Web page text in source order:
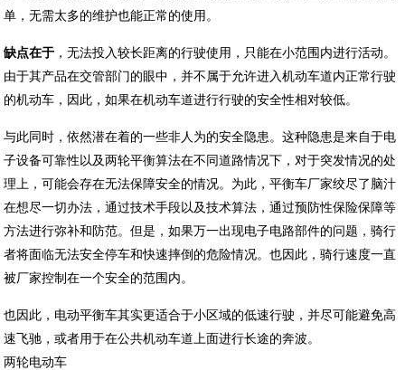
单，无需太多的维护也能正常的使用。
缺点在于 ，无法投入较长距离的行驶使用，只能在小范围内进行活动。
由于其产品在交管部门的眼中，并不属于允许进入机动车道内正常行驶
的机动车，因此，如果在机动车道进行行驶的安全性相对较低。
与此同时，依然潜在着的一些非人为的安全隐患。这种隐患是来自于电
子设备可靠性以及两轮平衡算法在不同道路情况下，对于突发情况的处
理上，可能会存在无法保障安全的情况。为此，平衡车厂家绞尽了脑汁
在想尽一切办法，通过技术手段以及技术算法，通过预防性保险保障等
方法进行弥补和防范。但是，如果万一出现电子电路部件的问题，骑行
者将面临无法安全停车和快速摔倒的危险情况。也因此，骑行速度一直
被厂家控制在一个安全的范围内。
也因此，电动平衡车其实更适合于小区域的低速行驶，并尽可能避免高
速飞驰，或者用于在公共机动车道上面进行长途的奔波。
两轮电动车